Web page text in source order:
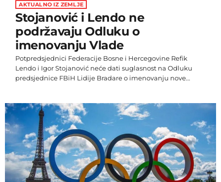
AKTUALNO IZ ZEMLJE
Stojanović i Lendo ne
podržavaju Odluku o
imenovanju Vlade
Potpredsjednici Federacije Bosne i Hercegovine Refik
Lendo i Igor Stojanović neće dati suglasnost na Odluku
predsjednice FBiH Lidije Bradare o imenovanju nove
je rekao, pobjedničke stranke, odnosno SDA. "Odluka je
donesena mimo suglasnosti dva potpredsjednika. Ja ne
znam te ljude koji su predloženi za ministre. Ovdje imamo
nepostojanje Ustava FBiH. Pri ovoj pameti […]